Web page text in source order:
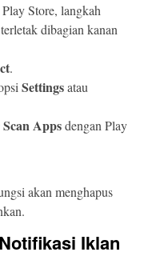
Store, langkah
dibagian kanan
.
Settingsatau
Appsdengan Play
akan menghapus
Iklan